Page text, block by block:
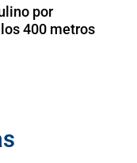
por
400 metros